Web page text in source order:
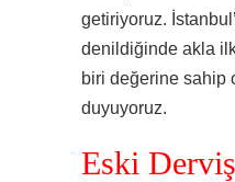
getiriyoruz.
denildiğinde akla
biri değerine sahip
duyuyoruz.
Eski